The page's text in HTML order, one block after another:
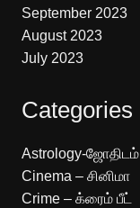
September 2023
August 2023
July 2023
Categories
Astrology-ஜோதிடம்
Cinema – சினிமா
Crime – க்ரைம் பீட்